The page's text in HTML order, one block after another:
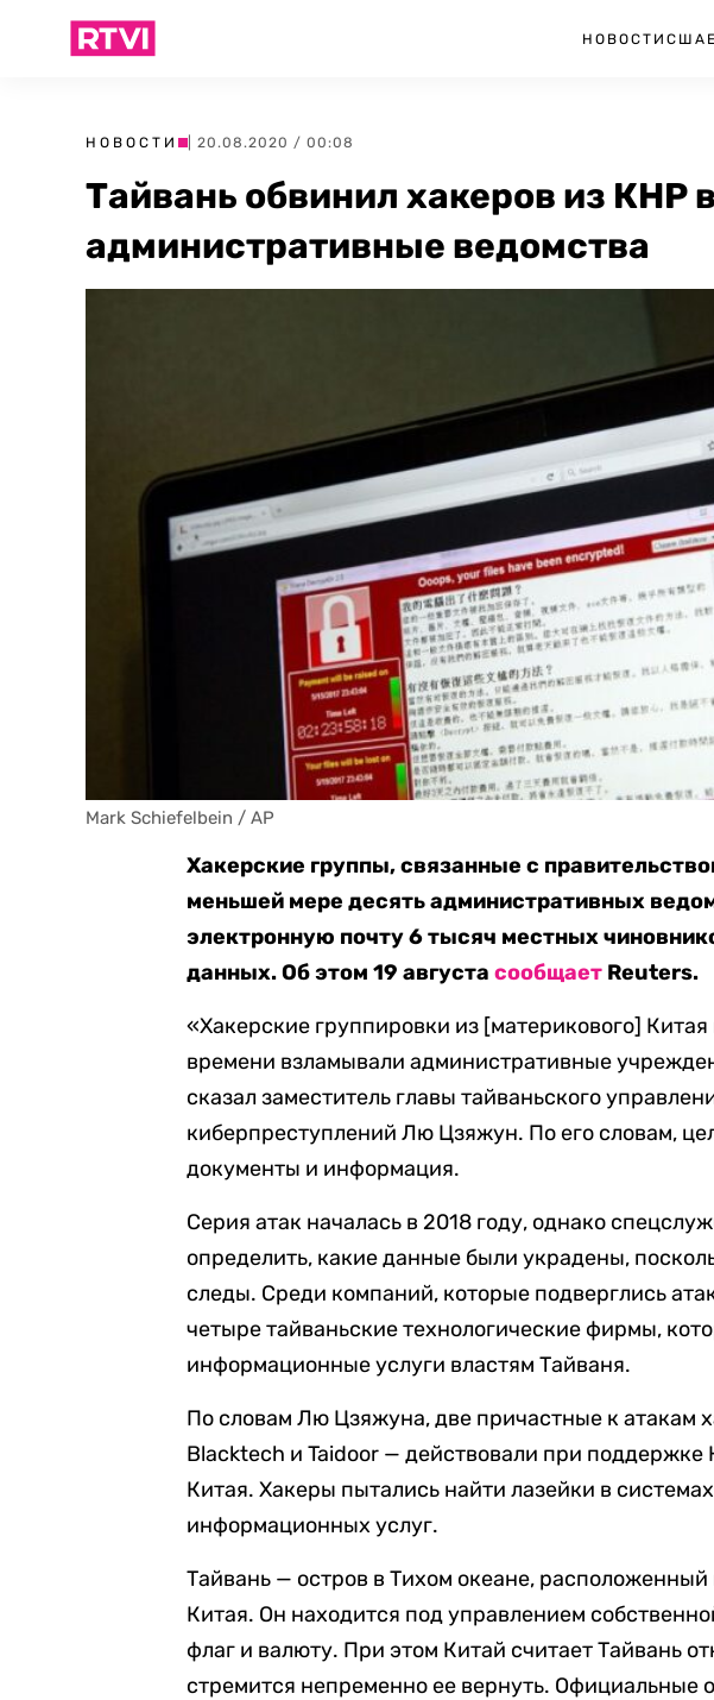
НОВОСТИ США
НОВОСТИ | 20.08.2020 / 00:08
Тайвань обвинил хакеров из КНР
административные ведомства
Mark Schiefelbein / AP
Хакерские группы, связанные с
меньшей мере десять административных
электронную почту 6 тысяч местных
данных. Об этом 19 августасообщает Reuters.
«Хакерские группировки из [материкового]
времени взламывали административные
сказал заместитель главы тайваньского
киберпреступлений Лю Цзяжун. По его словам,
документы и информация.
Серия атак началась в 2018 году, однако
определить, какие данные были украдены,
следы. Среди компаний, которые подверглись
четыре тайваньские технологические фирмы,
информационные услуги властям Тайваня.
По словам Лю Цзяжуна, две причастные к атакам
Blacktech и Taidoor — действовали при
Китая. Хакеры пытались найти лазейки в
информационных услуг.
Тайвань — остров в Тихом океане, расположенный
Китая. Он находится под управлением
флаг и валюту. При этом Китай считает Тайвань
стремится непременно ее вернуть. Официальные